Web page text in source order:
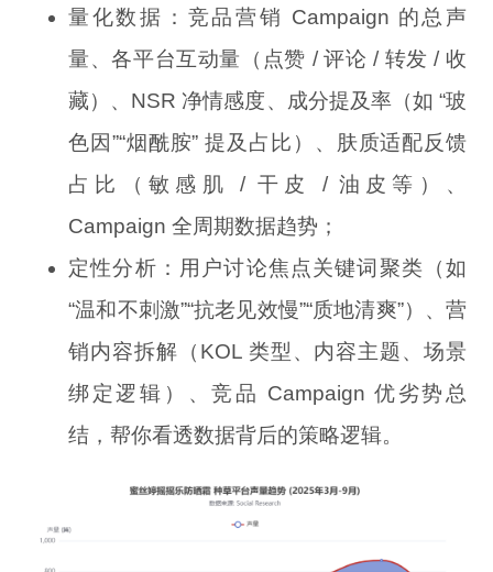
量化数据：竞品营销 Campaign 的总声
量、各平台互动量（点赞 / 评论 / 转发 / 收
藏）、NSR 净情感度、成分提及率（如 “玻
色因”“烟酰胺” 提及占比）、肤质适配反馈
占比（敏感肌 / 干皮 / 油皮等）、
Campaign 全周期数据趋势；
定性分析：用户讨论焦点关键词聚类（如
“温和不刺激”“抗老见效慢”“质地清爽”）、营
销内容拆解（KOL 类型、内容主题、场景
绑定逻辑）、竞品 Campaign 优劣势总
结，帮你看透数据背后的策略逻辑。